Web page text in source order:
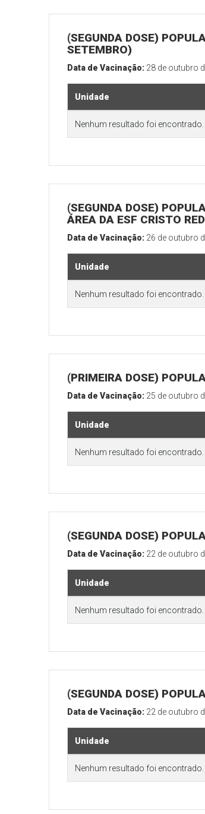
(SEGUNDA DOSE)
SETEMBRO)
Data de Vacinação: 28 de outubro
Unidade
Nenhum resultado foi encontrado.
(SEGUNDA DOSE)
ÁREA DA ESF CRISTO
Data de Vacinação: 26 de outubro
Unidade
Nenhum resultado foi encontrado.
(PRIMEIRA DOSE)
Data de Vacinação: 25 de outubro
Unidade
Nenhum resultado foi encontrado.
(SEGUNDA DOSE)
Data de Vacinação: 22 de outubro
Unidade
Nenhum resultado foi encontrado.
(SEGUNDA DOSE)
Data de Vacinação: 22 de outubro
Unidade
Nenhum resultado foi encontrado.